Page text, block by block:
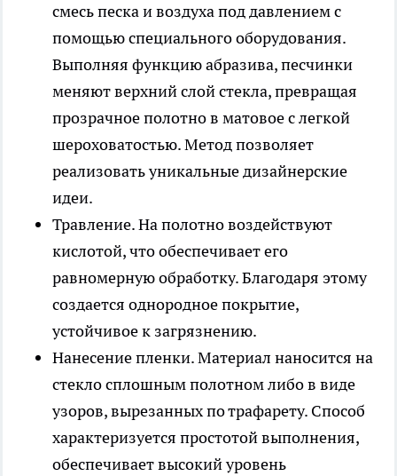
смесь песка и воздуха под давлением с
помощью специального оборудования.
Выполняя функцию абразива, песчинки
меняют верхний слой стекла, превращая
прозрачное полотно в матовое с легкой
шероховатостью. Метод позволяет
реализовать уникальные дизайнерские
идеи.
Травление. На полотно воздействуют
кислотой, что обеспечивает его
равномерную обработку. Благодаря этому
создается однородное покрытие,
устойчивое к загрязнению.
Нанесение пленки. Материал наносится на
стекло сплошным полотном либо в виде
узоров, вырезанных по трафарету. Способ
характеризуется простотой выполнения,
обеспечивает высокий уровень